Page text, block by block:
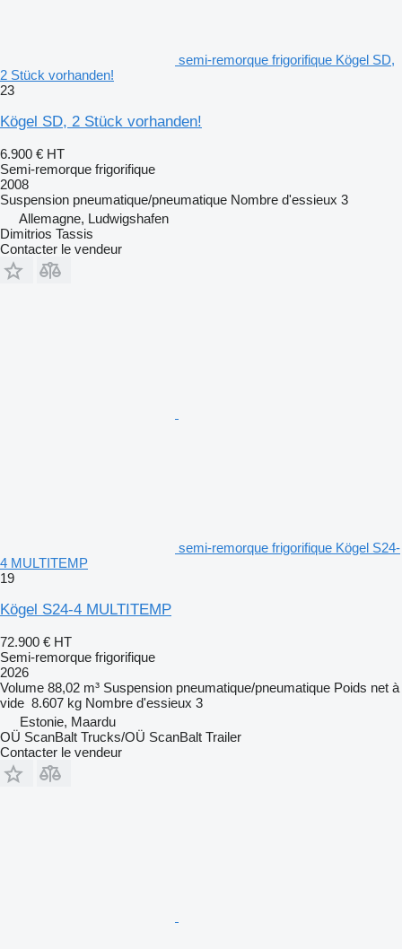
semi-remorque frigorifique Kögel SD,
2 Stück vorhanden!
23
Kögel SD, 2 Stück vorhanden!
6.900 € HT
Semi-remorque frigorifique
2008
Suspension pneumatique/pneumatique Nombre d'essieux 3
Allemagne, Ludwigshafen
Dimitrios Tassis
Contacter le vendeur
semi-remorque frigorifique Kögel S24-
4 MULTITEMP
19
Kögel S24-4 MULTITEMP
72.900 € HT
Semi-remorque frigorifique
2026
Volume 88,02 m³ Suspension pneumatique/pneumatique Poids net à
vide 8.607 kg Nombre d'essieux 3
Estonie, Maardu
OÜ ScanBalt Trucks/OÜ ScanBalt Trailer
Contacter le vendeur